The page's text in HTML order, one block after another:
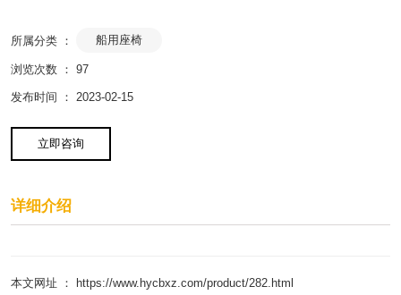
所属分类 ： 船用座椅
浏览次数 ： 97
发布时间 ： 2023-02-15
立即咨询
详细介绍
本文网址 ： https://www.hycbxz.com/product/282.html